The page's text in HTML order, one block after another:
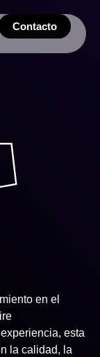
Contacto
en el
esta
la calidad, la